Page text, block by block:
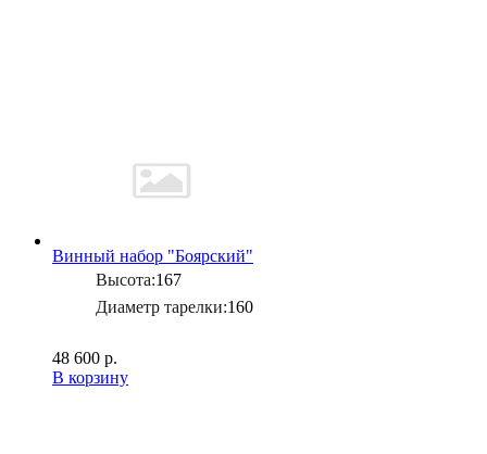
Винный набор "Боярский"
Высота:167
Диаметр тарелки:160
48 600 р.
В корзину